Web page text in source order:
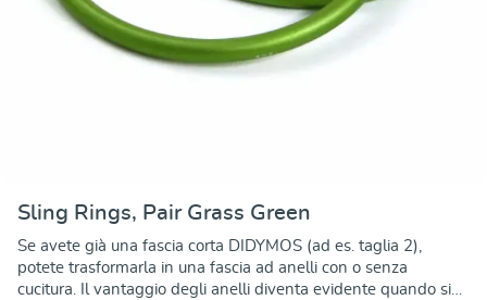
Sling Rings, Pair Grass Green
Se avete già una fascia corta DIDYMOS (ad es. taglia 2),
potete trasformarla in una fascia ad anelli con o senza
cucitura. Il vantaggio degli anelli diventa evidente quando si